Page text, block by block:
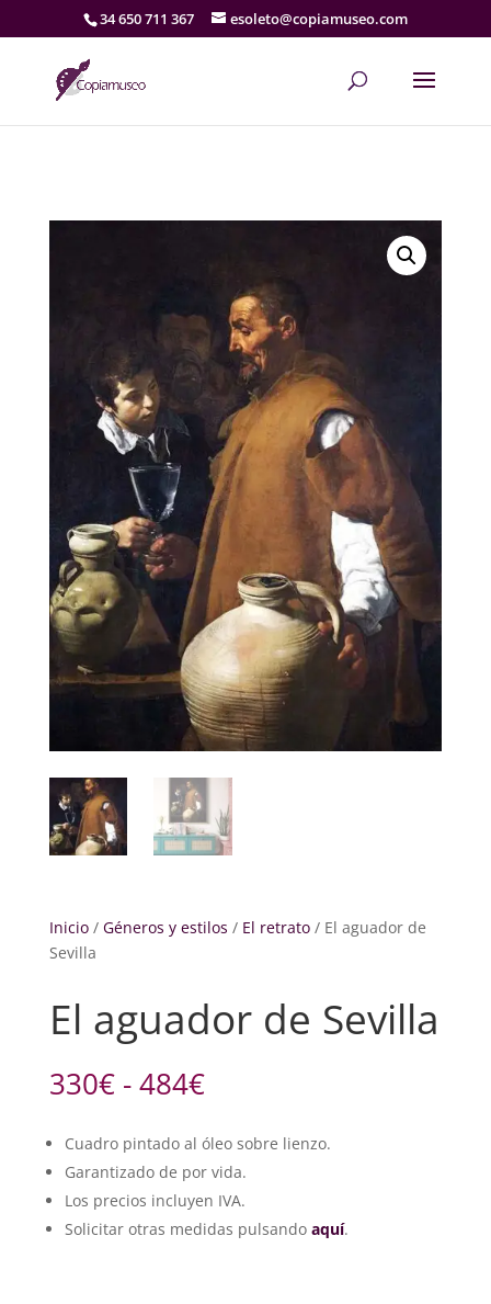
34 650 711 367 esoleto@copiamuseo.com
Inicio/ Géneros y estilos / El retrato/ El aguador de
Sevilla
El aguador de Sevilla
330€ - 484€Rango
de
precios:
desde
330€
hasta
484€
Cuadro pintado al óleo sobre lienzo.
Garantizado de por vida.
Los precios incluyen IVA.
Solicitar otras medidas pulsando aquí.